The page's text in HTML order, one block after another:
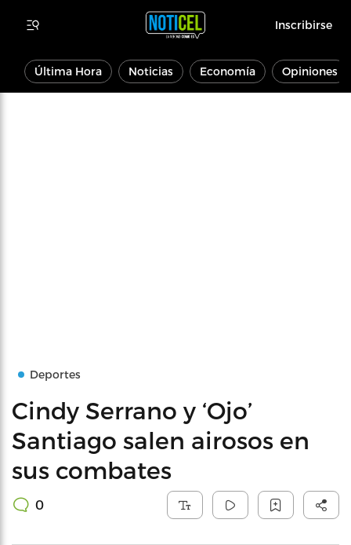
Inscribirse
Última Hora Noticias Economía Opiniones
Deportes
Cindy Serrano y ‘Ojo’
Santiago salen airosos en
sus combates
0